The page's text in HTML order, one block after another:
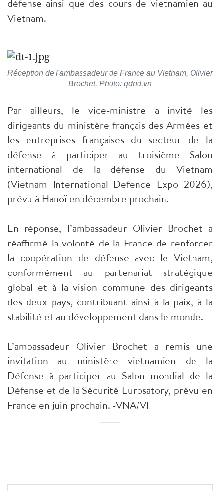
défense ainsi que des cours de vietnamien au
Vietnam.
Réception de l'ambassadeur de France au Vietnam, Olivier
Brochet. Photo: qdnd.vn
Par ailleurs, le vice-ministre a invité les
dirigeants du ministère français des Armées et
les entreprises françaises du secteur de la
défense à participer au troisième Salon
international de la défense du Vietnam
(Vietnam International Defence Expo 2026),
prévu à Hanoï en décembre prochain.
En réponse, l’ambassadeur Olivier Brochet a
réaffirmé la volonté de la France de renforcer
la coopération de défense avec le Vietnam,
conformément au partenariat stratégique
global et à la vision commune des dirigeants
des deux pays, contribuant ainsi à la paix, à la
stabilité et au développement dans le monde.
L’ambassadeur Olivier Brochet a remis une
invitation au ministère vietnamien de la
Défense à participer au Salon mondial de la
Défense et de la Sécurité Eurosatory, prévu en
France en juin prochain. -VNA/VI